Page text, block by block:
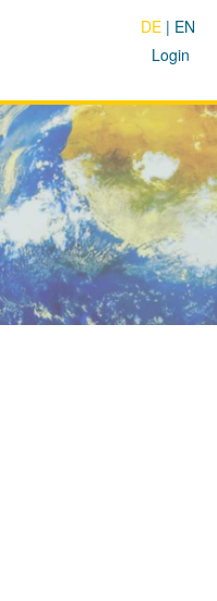
Login
DE EN